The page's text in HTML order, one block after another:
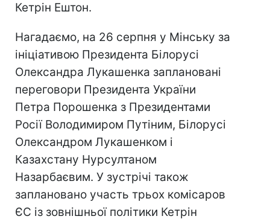
Кетрін Ештон.
Нагадаємо, на 26 серпня у Мінську за
ініціативою Президента Білорусі
Олександра Лукашенка заплановані
переговори Президента України
Петра Порошенка з Президентами
Росії Володимиром Путіним, Білорусі
Олександром Лукашенком і
Казахстану Нурсултаном
Назарбаєвим. У зустрічі також
заплановано участь трьох комісаров
ЄС із зовнішньої політики Кетрін